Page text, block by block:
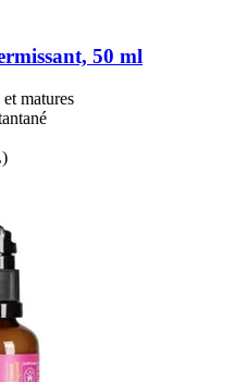
50 ml
matures